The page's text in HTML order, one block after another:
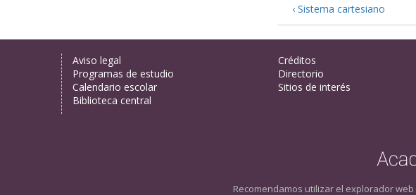
‹ Sistema cartesiano
Aviso legal
Programas de estudio
Calendario escolar
Biblioteca central
Créditos
Directorio
Sitios de interés
Recomendamos utilizar el explorador web